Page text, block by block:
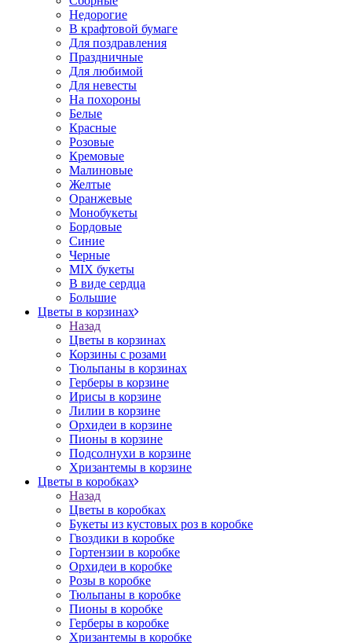
Недорогие
В крафтовой бумаге
Для поздравления
Праздничные
Для любимой
Для невесты
На похороны
Белые
Красные
Розовые
Кремовые
Малиновые
Желтые
Оранжевые
Монобукеты
Бордовые
Синие
Черные
MIX букеты
В виде сердца
Большие
Цветы в корзинах
Назад
Цветы в корзинах
Корзины с розами
Тюльпаны в корзинах
Герберы в корзине
Ирисы в корзине
Лилии в корзине
Орхидеи в корзине
Пионы в корзине
Подсолнухи в корзине
Хризантемы в корзине
Цветы в коробках
Назад
Цветы в коробках
Букеты из кустовых роз в коробке
Гвоздики в коробке
Гортензии в коробке
Орхидеи в коробке
Розы в коробке
Тюльпаны в коробке
Пионы в коробке
Герберы в коробке
Хризантемы в коробке